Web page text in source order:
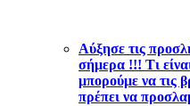
Αύξησε τις
σήμερα !!! Τι
μπορούμε να τις
πρέπει να